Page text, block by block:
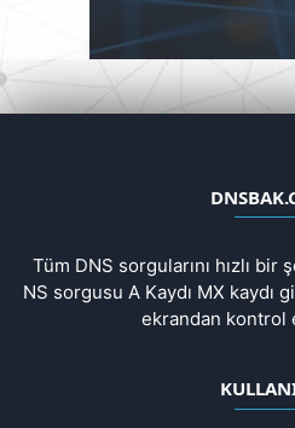
Tüm DNS sorgularını hızlı
NS sorgusu A Kaydı MX kaydı
ekrandan kontrol